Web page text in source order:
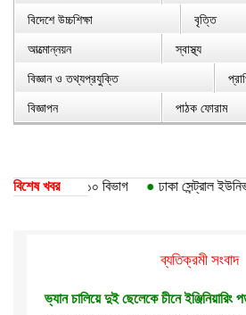
বিদেশে উচ্চশিক্ষা
বৃত্তি
আত্মোন্নয়ন
স্বাস্থ্য
বিজ্ঞান ও তথ্যপ্রযুক্তি
বিজ্ঞাপন
পাঠক ফোরাম
বিশেষ খবর১০ বিভাগ ●ঢাকা সেন্ট্রাল
ব্যতিক্রমী সংবাদ
ভ্যান চালিয়ে দুই ছেলেকে চীনে ইঞ্জিনিয়ারিং